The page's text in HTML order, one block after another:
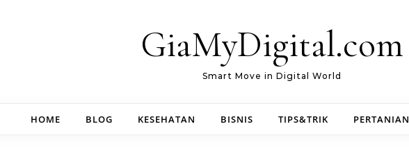
GiaMyDigital.com
Smart Move in Digital World
HOME BLOG KESEHATAN BISNIS TIPS&TRIK PERTANIAN